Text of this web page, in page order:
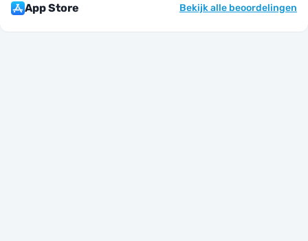
App Store Bekijk alle beoordelingen